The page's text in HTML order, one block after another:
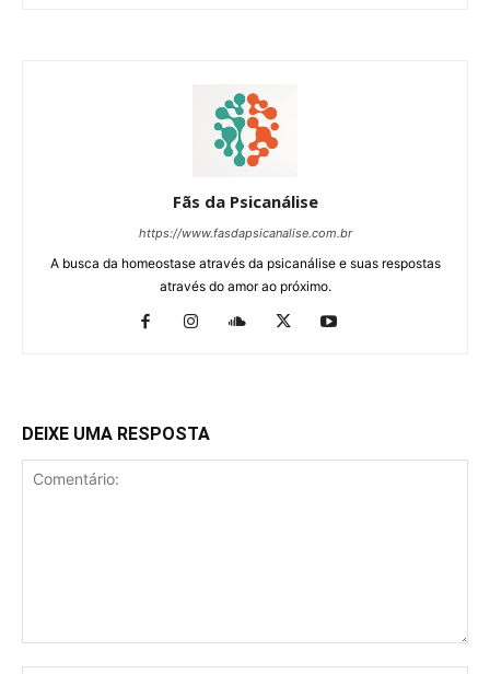
Fãs da Psicanálise
https://www.fasdapsicanalise.com.br
A busca da homeostase através da psicanálise e suas respostas
através do amor ao próximo.
DEIXE UMA RESPOSTA